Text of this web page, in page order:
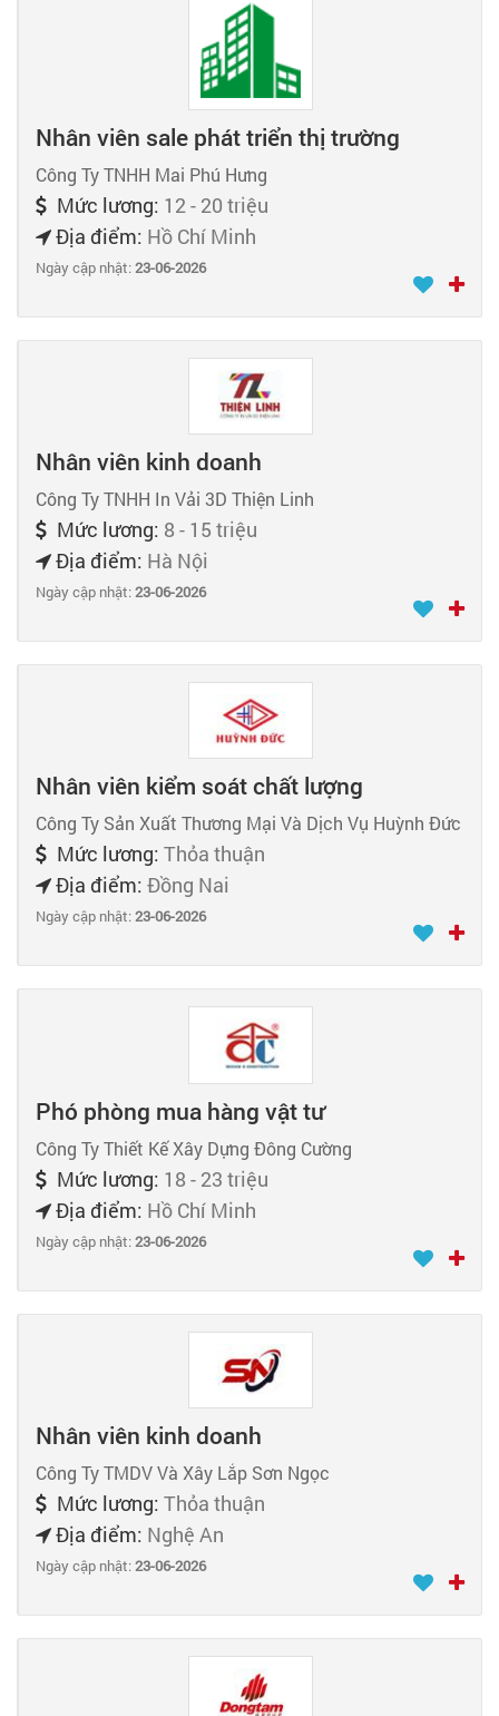
Nhân viên sale phát triển thị trường
Công Ty TNHH Mai Phú Hưng
Mức lương: 12 - 20 triệu
Địa điểm: Hồ Chí Minh
Ngày cập nhật:23-06-2026
Nhân viên kinh doanh
Công Ty TNHH In Vải 3D Thiện Linh
Mức lương: 8 - 15 triệu
Địa điểm: Hà Nội
Ngày cập nhật:23-06-2026
Nhân viên kiểm soát chất lượng
Công Ty Sản Xuất Thương Mại Và Dịch Vụ Huỳnh Đức
Mức lương: Thỏa thuận
Địa điểm: Đồng Nai
Ngày cập nhật:23-06-2026
Phó phòng mua hàng vật tư
Công Ty Thiết Kế Xây Dựng Đông Cường
Mức lương: 18 - 23 triệu
Địa điểm: Hồ Chí Minh
Ngày cập nhật:23-06-2026
Nhân viên kinh doanh
Công Ty TMDV Và Xây Lắp Sơn Ngọc
Mức lương: Thỏa thuận
Địa điểm: Nghệ An
Ngày cập nhật:23-06-2026